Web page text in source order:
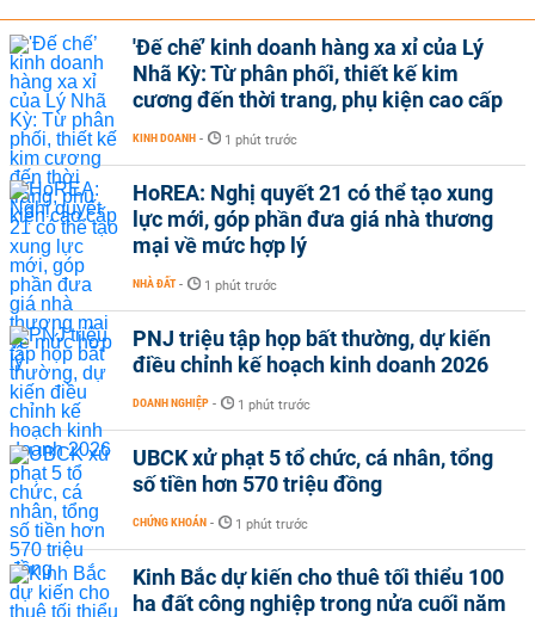
'Đế chế’ kinh doanh hàng xa xỉ của Lý
Nhã Kỳ: Từ phân phối, thiết kế kim
cương đến thời trang, phụ kiện cao cấp
KINH DOANH - 1 phút trước
HoREA: Nghị quyết 21 có thể tạo xung
lực mới, góp phần đưa giá nhà thương
mại về mức hợp lý
NHÀ ĐẤT - 1 phút trước
PNJ triệu tập họp bất thường, dự kiến
điều chỉnh kế hoạch kinh doanh 2026
DOANH NGHIỆP - 1 phút trước
UBCK xử phạt 5 tổ chức, cá nhân, tổng
số tiền hơn 570 triệu đồng
CHỨNG KHOÁN - 1 phút trước
Kinh Bắc dự kiến cho thuê tối thiểu 100
ha đất công nghiệp trong nửa cuối năm